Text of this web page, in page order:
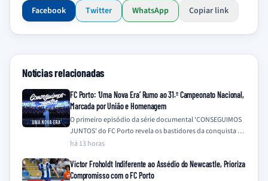
Facebook
Twitter WhatsApp Copiar link
Notícias relacionadas
FC Porto: ‘Uma Nova Era’ Rumo ao 31.º Campeonato Nacional,
Marcada por União e Homenagem
O primeiro episódio da série documental 'CONSEGUIMOS
JUNTOS' do FC Porto revela os bastidores da conquista do
31.º Campeonato Nacional na época…
há 13 horas
Victor Froholdt Indiferente ao Assédio do Newcastle, Prioriza
Compromisso com o FC Porto